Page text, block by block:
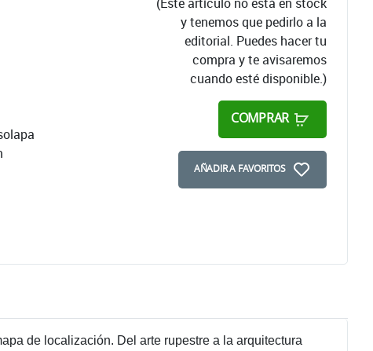
y tenemos que pedirlo a la
editorial. Puedes hacer tu
compra y te avisaremos
cuando esté disponible.)
COMPRAR
AÑADIR A FAVORITOS
de localización. Del arte rupestre a la arquitectura